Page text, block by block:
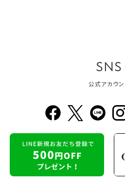
SNS
公式アカウン